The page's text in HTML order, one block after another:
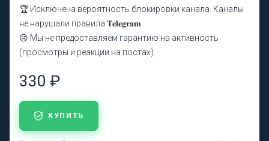
🏆 Исключена вероятность блокировки канала. Каналы
не нарушали правила 𝐓𝐞𝐥𝐞𝐠𝐫𝐚𝐦.
😢 Мы не предоставляем гарантию на активность
(просмотры и реакции на постах).
330 ₽
КУПИТЬ